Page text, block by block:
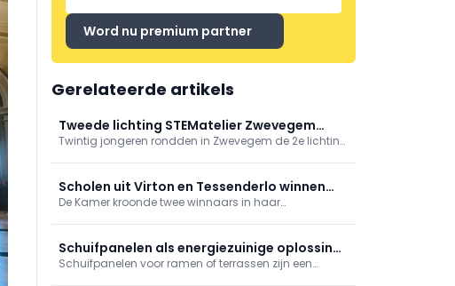
Word nu premium partner
Gerelateerde artikels
Tweede lichting STEMatelier Zwevegem
levert 20 jonge techniektoppers
Twintig jongeren rondden in Zwevegem de 2e lichting
Arthur Buckens. Het unieke Vlaamse traject biedt 30
zaterdagworkshops in o.a. techniek, programmeren,
Scholen uit Virton en Tessenderlo winnen
pupiterwedstrijd van de Kamer
De Kamer kroonde twee winnaars in haar
(Tessenderlo). Richtpunt Eeklo en VTI Veurne volgden.
Van elk winnend ontwerp worden twee pupiters
vervaardigd.
Schuifpanelen als energiezuinige oplossing
om warmte buiten te houden
Schuifpanelen voor ramen of terrassen zijn een